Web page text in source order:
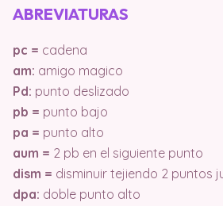
ABREVIATURAS
pc = cadena
am: amigo magico
Pd: punto deslizado
pb = punto bajo
pa = punto alto
aum = 2 pb en el siguiente punto
dism = disminuir tejiendo 2 puntos
dpa: doble punto alto